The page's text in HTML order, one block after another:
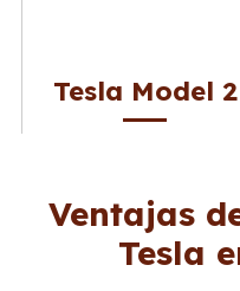
Tesla Model 2
Ventajas
Tesla